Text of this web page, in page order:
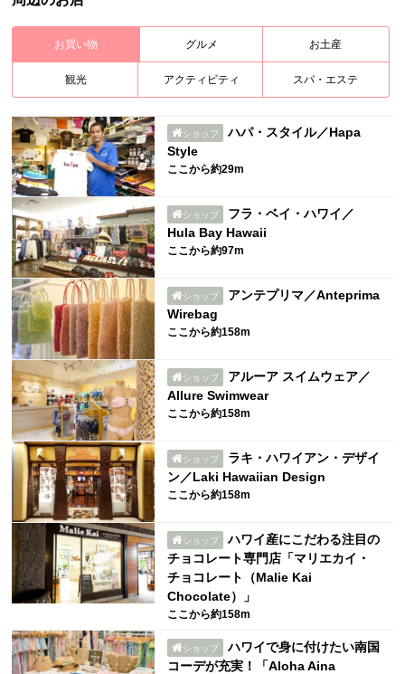
お買い物 グルメ お土産
観光 アクティビティ スパ・エステ
ショップ
ハパ・スタイル／Hapa
Style
ここから約29m
ショップ
フラ・ベイ・ハワイ／
Hula Bay Hawaii
ここから約97m
ショップ
アンテプリマ／Anteprima
Wirebag
ここから約158m
ショップ
アルーア スイムウェア／
Allure Swimwear
ここから約158m
ショップ
ラキ・ハワイアン・デザイ
ン／Laki Hawaiian Design
ここから約158m
ショップ
ハワイ産にこだわる注目の
チョコレート専門店「マリエカイ・
チョコレート（Malie Kai
Chocolate）」
ここから約158m
ショップ
ハワイで身に付けたい南国
コーデが充実！「Aloha Aina